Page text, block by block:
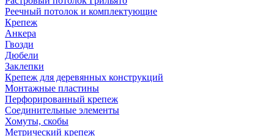
Реечный потолок и комплектующие
Крепеж
Анкера
Гвозди
Дюбели
Заклепки
Крепеж для деревянных конструкций
Монтажные пластины
Перфорированный крепеж
Соединительные элементы
Хомуты, скобы
Метрический крепеж